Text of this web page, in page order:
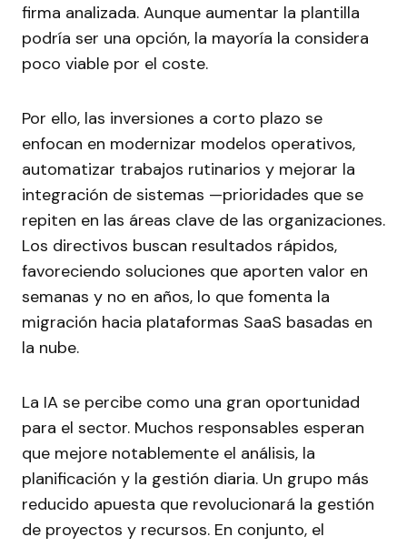
firma analizada. Aunque aumentar la plantilla
podría ser una opción, la mayoría la considera
poco viable por el coste.
Por ello, las inversiones a corto plazo se
enfocan en modernizar modelos operativos,
automatizar trabajos rutinarios y mejorar la
integración de sistemas —prioridades que se
repiten en las áreas clave de las organizaciones.
Los directivos buscan resultados rápidos,
favoreciendo soluciones que aporten valor en
semanas y no en años, lo que fomenta la
migración hacia plataformas SaaS basadas en
la nube.
La IA se percibe como una gran oportunidad
para el sector. Muchos responsables esperan
que mejore notablemente el análisis, la
planificación y la gestión diaria. Un grupo más
reducido apuesta que revolucionará la gestión
de proyectos y recursos. En conjunto, el